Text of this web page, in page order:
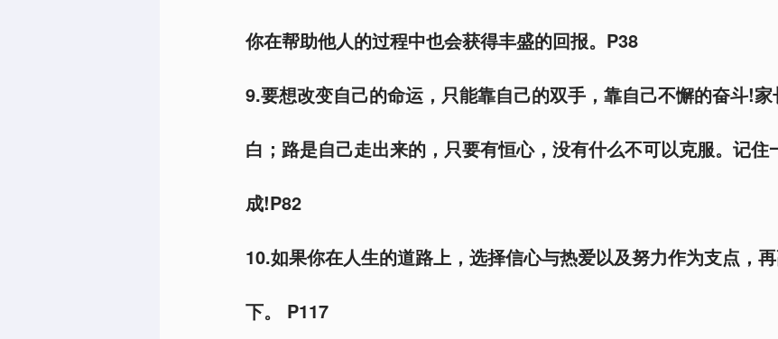
你在帮助他人的过程中也会获得丰盛的回报。P38
9.要想改变自己的命运，只能靠自己的双手，靠自己不懈的奋斗!
白；路是自己走出来的，只要有恒心，没有什么不可以克服。记
成!P82
10.如果你在人生的道路上，选择信心与热爱以及努力作为支点，
下。 P117